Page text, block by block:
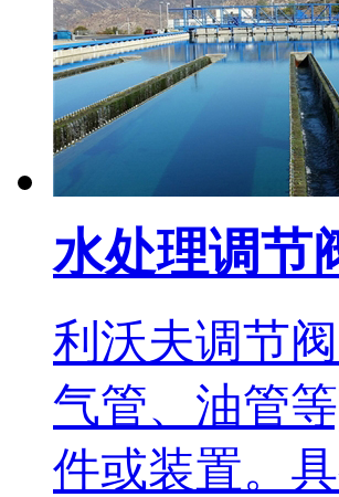
水处理调节
利沃夫调节
气管、油管
件或装置。